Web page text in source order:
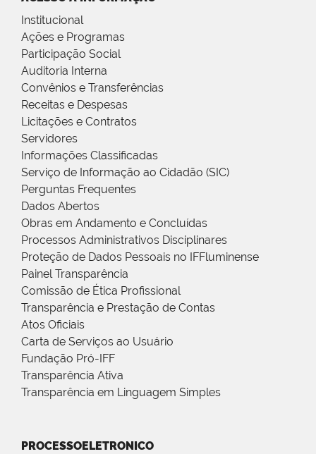
Institucional
Ações e Programas
Participação Social
Auditoria Interna
Convênios e Transferências
Receitas e Despesas
Licitações e Contratos
Servidores
Informações Classificadas
Serviço de Informação ao Cidadão (SIC)
Perguntas Frequentes
Dados Abertos
Obras em Andamento e Concluídas
Processos Administrativos Disciplinares
Proteção de Dados Pessoais no IFFluminense
Painel Transparência
Comissão de Ética Profissional
Transparência e Prestação de Contas
Atos Oficiais
Carta de Serviços ao Usuário
Fundação Pró-IFF
Transparência Ativa
Transparência em Linguagem Simples
PROCESSOELETRONICO